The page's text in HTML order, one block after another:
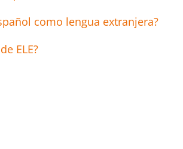
como lengua extranjera?
ELE?